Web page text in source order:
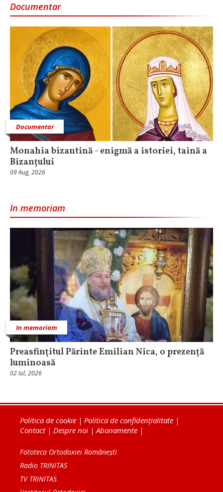
Documentar
Documentar
Monahia bizantină - enigmă a istoriei, taină a
Bizanțului
09 Aug, 2026
In memoriam
In memoriam
Preasfințitul Părinte Emilian Nica, o prezență
luminoasă
02 Iul, 2026
Politica de cookie | Politica de confidențialitate |
Contact| Despre noi |Abonamente |
Fototeca Ortodoxiei Românești
Radio TRINITAS
TV TRINITAS